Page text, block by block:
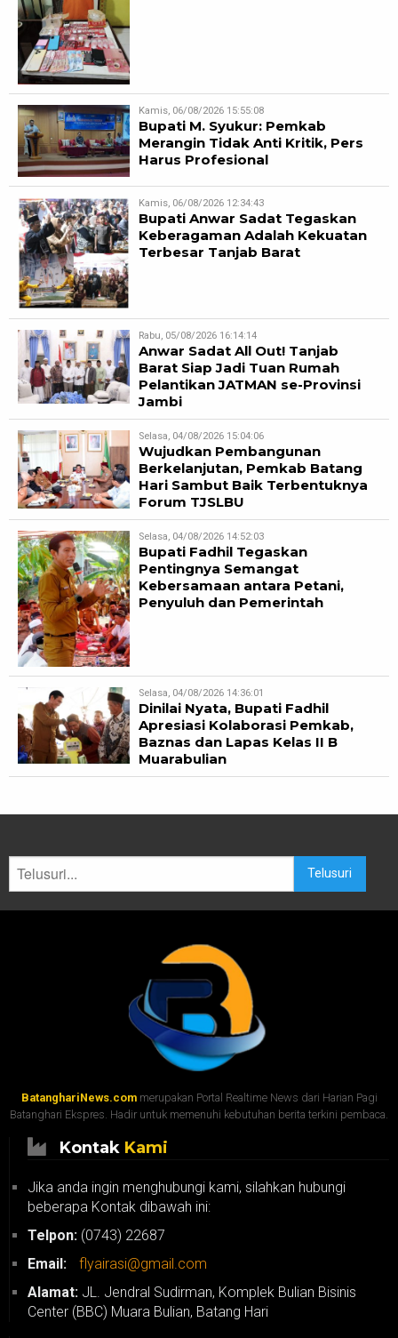
Kamis, 06/08/2026 15:55:08
Bupati M. Syukur: Pemkab
Merangin Tidak Anti Kritik, Pers
Harus Profesional
Kamis, 06/08/2026 12:34:43
Bupati Anwar Sadat Tegaskan
Keberagaman Adalah Kekuatan
Terbesar Tanjab Barat
Rabu, 05/08/2026 16:14:14
Anwar Sadat All Out! Tanjab
Barat Siap Jadi Tuan Rumah
Pelantikan JATMAN se-Provinsi
Jambi
Selasa, 04/08/2026 15:04:06
Wujudkan Pembangunan
Berkelanjutan, Pemkab Batang
Hari Sambut Baik Terbentuknya
Forum TJSLBU
Selasa, 04/08/2026 14:52:03
Bupati Fadhil Tegaskan
Pentingnya Semangat
Kebersamaan antara Petani,
Penyuluh dan Pemerintah
Selasa, 04/08/2026 14:36:01
Dinilai Nyata, Bupati Fadhil
Apresiasi Kolaborasi Pemkab,
Baznas dan Lapas Kelas II B
Muarabulian
Telusuri
BatanghariNews.commerupakan Portal Realtime News dari Harian Pagi
Batanghari Ekspres. Hadir untuk memenuhi kebutuhan berita terkini pembaca.
Kontak Kami
Jika anda ingin menghubungi kami, silahkan hubungi
beberapa Kontak dibawah ini:
Telpon: (0743) 22687
Email:
flyairasi@gmail.com
Alamat: JL. Jendral Sudirman, Komplek Bulian Bisinis
Center (BBC) Muara Bulian, Batang Hari